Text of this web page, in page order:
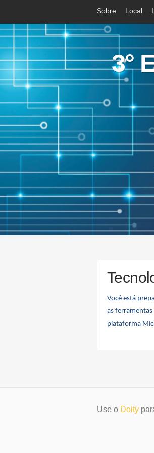
Sobre Local
3°
Você está
as ferramentas
plataforma
Use o Doity